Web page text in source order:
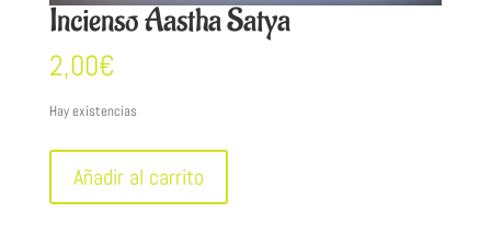
Incienso Aastha Satya
2,00€
Hay existencias
AasthaAñadir al carrito